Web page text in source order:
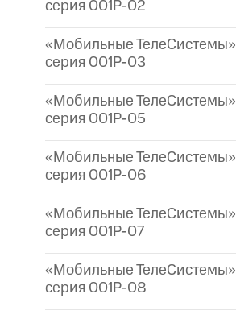
серия 001P-02
«Мобильные ТелеСистемы»
серия 001P-03
«Мобильные ТелеСистемы»
серия 001P-05
«Мобильные ТелеСистемы»
серия 001P-06
«Мобильные ТелеСистемы»
серия 001P-07
«Мобильные ТелеСистемы»
серия 001P-08